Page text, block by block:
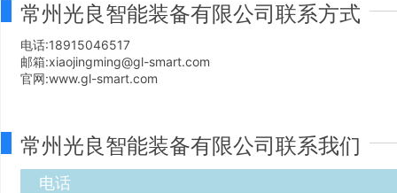
常州光良智能装备有限公司联系方式
电话:18915046517
邮箱:xiaojingming@gl-smart.com
官网:www.gl-smart.com
常州光良智能装备有限公司联系我们
电话